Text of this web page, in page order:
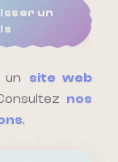
un
un site web
nos
.